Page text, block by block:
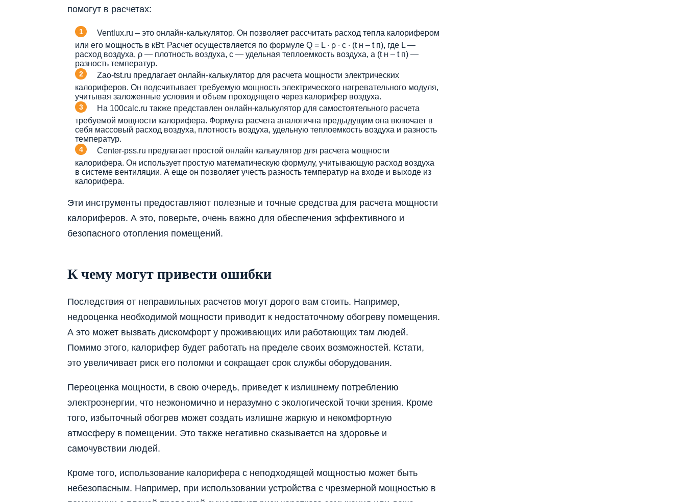
помогут в расчетах:
Ventlux.ru – это онлайн-калькулятор. Он позволяет рассчитать расход тепла калорифером
или его мощность в кВт. Расчет осуществляется по формуле Q = L ∙ ρ ∙ c ∙ (t н – t п), где L —
расход воздуха, ρ — плотность воздуха, c — удельная теплоемкость воздуха, а (t н – t п) —
разность температур​​.
Zao-tst.ru предлагает онлайн-калькулятор для расчета мощности электрических
калориферов. Он подсчитывает требуемую мощность электрического нагревательного модуля,
учитывая заложенные условия и объем проходящего через калорифер воздуха​​.
На 100calc.ru также представлен онлайн-калькулятор для самостоятельного расчета
требуемой мощности калорифера. Формула расчета аналогична предыдущим она включает в
себя массовый расход воздуха, плотность воздуха, удельную теплоемкость воздуха и разность
температур​​.
Center-pss.ru предлагает простой онлайн калькулятор для расчета мощности
калорифера. Он использует простую математическую формулу, учитывающую расход воздуха
в системе вентиляции. А еще он позволяет учесть разность температур на входе и выходе из
калорифера​​.
Эти инструменты предоставляют полезные и точные средства для расчета мощности
калориферов. А это, поверьте, очень важно для обеспечения эффективного и
безопасного отопления помещений.
К чему могут привести ошибки
Последствия от неправильных расчетов могут дорого вам стоить. Например,
недооценка необходимой мощности приводит к недостаточному обогреву помещения.
А это может вызвать дискомфорт у проживающих или работающих там людей.
Помимо этого, калорифер будет работать на пределе своих возможностей. Кстати,
это увеличивает риск его поломки и сокращает срок службы оборудования.
Переоценка мощности, в свою очередь, приведет к излишнему потреблению
электроэнергии, что неэкономично и неразумно с экологической точки зрения. Кроме
того, избыточный обогрев может создать излишне жаркую и некомфортную
атмосферу в помещении. Это также негативно сказывается на здоровье и
самочувствии людей.
Кроме того, использование калорифера с неподходящей мощностью может быть
небезопасным. Например, при использовании устройства с чрезмерной мощностью в